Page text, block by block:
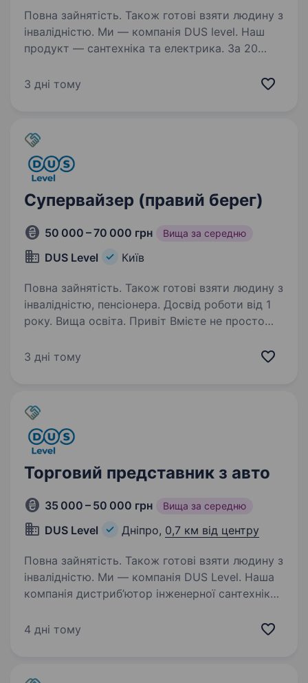
Повна зайнятість. Також готові взяти людину з
інвалідністю. Ми — компанія DUS level. Наш
продукт — сантехніка та електрика. За 20
найширшою географією роботи. Маємо власну
3 дні тому
Супервайзер (правий берег)
50 000 – 70 000 грн Вища за середню
DUS Level Київ
Повна зайнятість. Також готові взяти людину з
інвалідністю, пенсіонера. Досвід роботи від 1
року. Вища освіта. Привіт Вмієте не просто
перевиконує плани? Тоді ми шукаємо саме
сантехніки, опалення та електрики…
3 дні тому
Торговий представник з авто
35 000 – 50 000 грн Вища за середню
DUS Level Дніпро, 0,7 км від центру
Повна зайнятість. Також готові взяти людину з
інвалідністю. Ми — компанія DUS Level. Наша
компанія дистриб’ютор інженерної сантехніки
Україні з 2005 року і з брендами, які є
4 дні тому